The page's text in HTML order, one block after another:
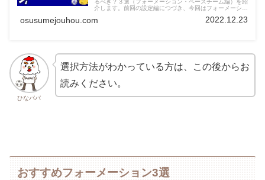
るべき？３選（フォーメーション・ベースチーム編）を紹
介します。前回の設定編につづき、今回はフォーメーショ
心者の方はもちろん、前作からの方も知っておくべき内容
osusumejouhou.com 2022.12.23
ひなパパ
選択方法がわかっている方は、この後からお
読みください。
おすすめフォーメーション3選